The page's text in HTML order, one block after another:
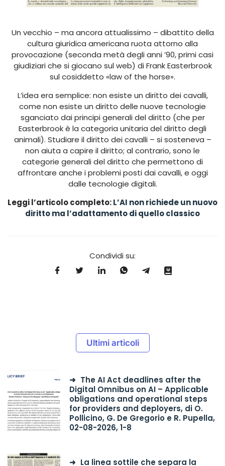
Un vecchio – ma ancora attualissimo – dibattito della
cultura giuridica americana ruota attorno alla
provocazione (seconda metà degli anni ’90, primi casi
giudiziari che si giocano sul web) di Frank Easterbrook
sul cosiddetto «law of the horse».
L’idea era semplice: non esiste un diritto dei cavalli,
come non esiste un diritto delle nuove tecnologie
sganciato dai principi generali del diritto (che per
Easterbrook è la categoria unitaria del diritto degli
animali). Studiare il diritto dei cavalli – si sosteneva –
non aiuta a capire il diritto; al contrario, sono le
categorie generali del diritto che permettono di
affrontare anche i problemi posti dai cavalli, e oggi
dalle tecnologie digitali.
Leggi l’articolo completo:L’AI non richiede un nuovo
diritto ma l’adattamento di quello classico
Condividi su:
Ultimi articoli
The AI Act deadlines after the
Digital Omnibus on AI – Applicable
obligations and operational steps
for providers and deployers, di O.
Pollicino, G. De Gregorio e R. Pupella,
02-08-2026, 1-8
La linea sottile che separa la